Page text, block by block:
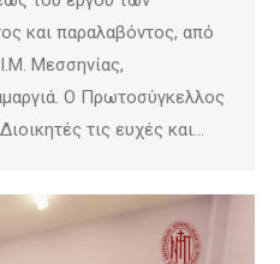
και παραλαβόντος, από
Μεσσηνίας,
Ο Πρωτοσύγκελλος
τις ευχές και…